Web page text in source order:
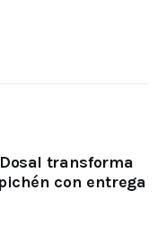
transforma
con entrega